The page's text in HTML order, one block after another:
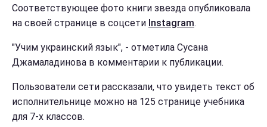
Соответствующее фото книги звезда опубликовала
на своей странице в соцсети Instagram.
"Учим украинский язык", - отметила Сусана
Джамаладинова в комментарии к публикации.
Пользователи сети рассказали, что увидеть текст об
исполнительнице можно на 125 странице учебника
для 7-х классов.